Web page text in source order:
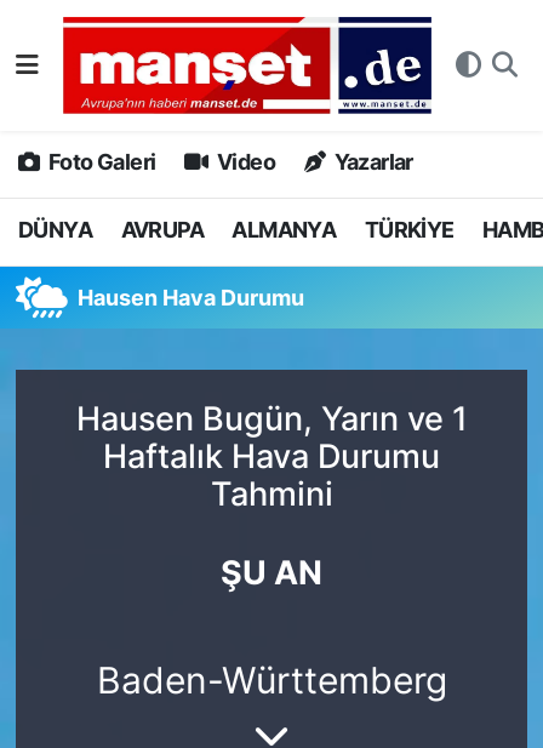
Foto Galeri Video Yazarlar
DÜNYA AVRUPA ALMANYA TÜRKİYE
Hausen Hava Durumu
Hausen Bugün, Yarın ve 1
Haftalık Hava Durumu
Tahmini
ŞU AN
Baden-Württemberg
DÜNYA
AVRUPA
ALMANYA
SPOR
DEUTSCH
Nöbetçi Eczaneler
Hava Durumu
Namaz Vakitleri
Tüm Manşetler
Son Dakika Haberleri